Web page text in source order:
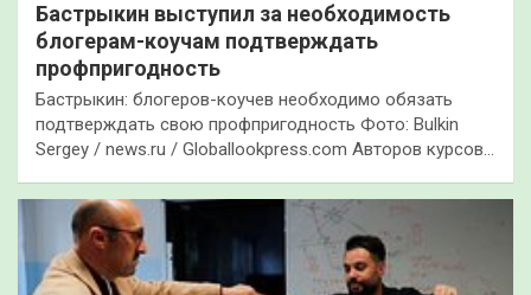
Бастрыкин выступил за необходимость
блогерам-коучам подтверждать
профпригодность
Бастрыкин: блогеров-коучев необходимо обязать
подтверждать свою профпригодность Фото: Bulkin
Sergey / news.ru / Globallookpress.com Авторов курсов…